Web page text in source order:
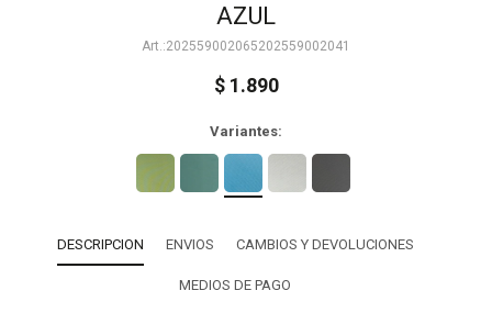
AZUL
202559002065202559002041
$ 1.890
Variantes:
DESCRIPCION ENVIOS CAMBIOS Y DEVOLUCIONES
MEDIOS DE PAGO